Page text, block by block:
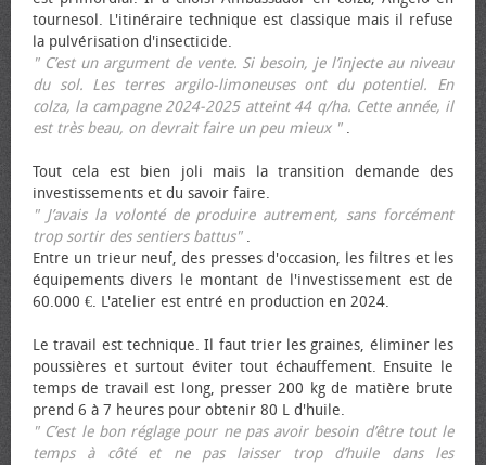
tournesol. L'itinéraire technique est classique mais il refuse
la pulvérisation d'insecticide.
" C’est un argument de vente. Si besoin, je l’injecte au niveau
du sol. Les terres argilo-limoneuses ont du potentiel. En
colza, la campagne 2024-2025 atteint 44 q/ha. Cette année, il
est très beau, on devrait faire un peu mieux ".
Tout cela est bien joli mais la transition demande des
investissements et du savoir faire.
" J’avais la volonté de produire autrement, sans forcément
trop sortir des sentiers battus".
Entre un trieur neuf, des presses d'occasion, les filtres et les
équipements divers le montant de l'investissement est de
60.000 €. L'atelier est entré en production en 2024.
Le travail est technique. Il faut trier les graines, éliminer les
poussières et surtout éviter tout échauffement. Ensuite le
temps de travail est long, presser 200 kg de matière brute
prend 6 à 7 heures pour obtenir 80 L d'huile.
" C’est le bon réglage pour ne pas avoir besoin d’être tout le
temps à côté et ne pas laisser trop d’huile dans les